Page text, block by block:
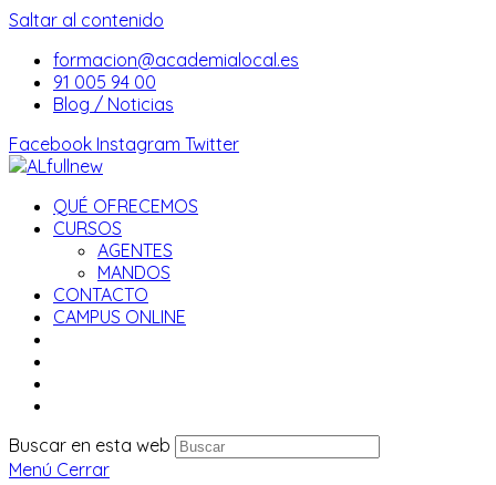
Saltar al contenido
formacion@academialocal.es
91 005 94 00
Blog / Noticias
Facebook Instagram Twitter
QUÉ OFRECEMOS
CURSOS
AGENTES
MANDOS
CONTACTO
CAMPUS ONLINE
Buscar en esta web
Menú Cerrar